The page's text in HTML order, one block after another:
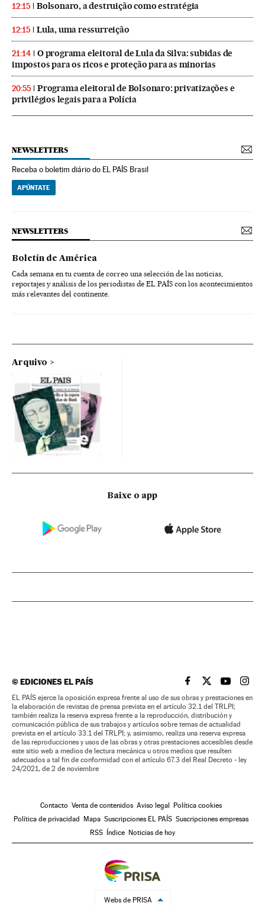
12:15 Bolsonaro, a destruição como estratégia
12:15 Lula, uma ressurreição
21:14
O programa eleitoral de Lula da Silva: subidas de
impostos para os ricos e proteção para as minorias
20:55
Programa eleitoral de Bolsonaro: privatizações e
privilégios legais para a Polícia
NEWSLETTERS
Receba o boletim diário do EL PAÍS Brasil
APÚNTATE
NEWSLETTERS
Boletín de América
Cada semana en tu cuenta de correo una selección de las noticias,
reportajes y análisis de los periodistas de EL PAÍS con los acontecimientos
más relevantes del continente.
Arquivo
Baixe o app
©EDICIONES EL PAÍS EL PAÍS BRASIL EN
EL PAÍSEL PAÍS
EL
EL PAÍS ejerce la oposición expresa frente al uso de sus obras y prestaciones en
la elaboración de revistas de prensa prevista en el artículo 32.1 del TRLPI;
también realiza la reserva expresa frente a la reproducción, distribución y
comunicación pública de sus trabajos y artículos sobre temas de actualidad
prevista en el artículo 33.1 del TRLPI; y, asimismo, realiza una reserva expresa
de las reproducciones y usos de las obras y otras prestaciones accesibles desde
este sitio web a medios de lectura mecánica u otros medios que resulten
adecuados a tal fin de conformidad con el artículo 67.3 del Real Decreto - ley
24/2021, de 2 de noviembre
Contacto Venta de contenidos Aviso legal Política cookies
Política de privacidad Mapa Suscripciones EL PAÍS Suscripciones empresas
RSS Índice Noticias de hoy
Webs de PRISA